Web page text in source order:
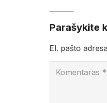
Parašykite
El. pašto